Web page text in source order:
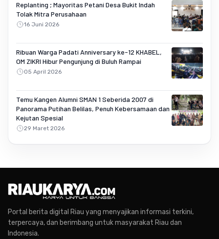
Replanting ; Mayoritas Petani Desa Bukit Indah
Tolak Mitra Perusahaan
16 Juni 2026
Ribuan Warga Padati Anniversary ke-12 KHABEL,
OM ZIKRI Hibur Pengunjung di Buluh Rampai
05 April 2026
Temu Kangen Alumni SMAN 1 Seberida 2007 di
Panorama Putihan Belilas, Penuh Kebersamaan dan
Kejutan Spesial
29 Maret 2026
Portal berita digital Riau yang menyajikan informasi terkini,
terpercaya, dan berimbang untuk masyarakat Riau dan
Indonesia.